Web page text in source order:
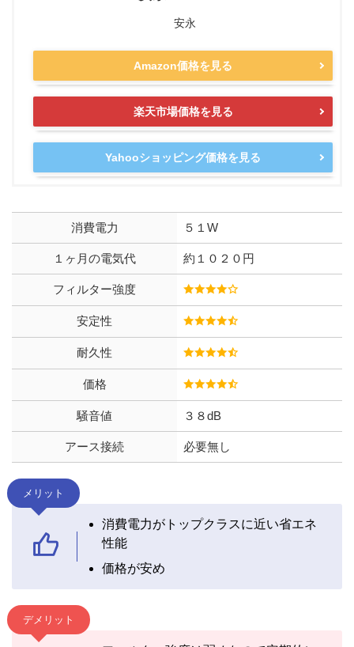
安永
Amazon価格を見る
楽天市場価格を見る
Yahooショッピング価格を見る
消費電力 ５１W
１ヶ月の電気代 約１０２０円
フィルター強度
安定性
耐久性
価格
騒音値 ３８dB
アース接続 必要無し
メリット
消費電力がトップクラスに近い省エネ
性能
価格が安め
デメリット